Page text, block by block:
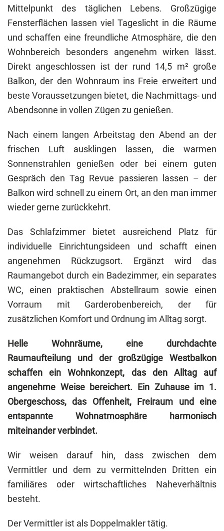
Mittelpunkt des täglichen Lebens. Großzügige
Fensterflächen lassen viel Tageslicht in die Räume
und schaffen eine freundliche Atmosphäre, die den
Wohnbereich besonders angenehm wirken lässt.
Direkt angeschlossen ist der rund 14,5 m² große
Balkon, der den Wohnraum ins Freie erweitert und
beste Voraussetzungen bietet, die Nachmittags- und
Abendsonne in vollen Zügen zu genießen.
Nach einem langen Arbeitstag den Abend an der
frischen Luft ausklingen lassen, die warmen
Sonnenstrahlen genießen oder bei einem guten
Gespräch den Tag Revue passieren lassen – der
Balkon wird schnell zu einem Ort, an den man immer
wieder gerne zurückkehrt.
Das Schlafzimmer bietet ausreichend Platz für
individuelle Einrichtungsideen und schafft einen
angenehmen Rückzugsort. Ergänzt wird das
Raumangebot durch ein Badezimmer, ein separates
WC, einen praktischen Abstellraum sowie einen
Vorraum mit Garderobenbereich, der für
zusätzlichen Komfort und Ordnung im Alltag sorgt.
Helle Wohnräume, eine durchdachte
Raumaufteilung und der großzügige Westbalkon
schaffen ein Wohnkonzept, das den Alltag auf
angenehme Weise bereichert. Ein Zuhause im 1.
Obergeschoss, das Offenheit, Freiraum und eine
entspannte Wohnatmosphäre harmonisch
miteinander verbindet.
Wir weisen darauf hin, dass zwischen dem
Vermittler und dem zu vermittelnden Dritten ein
familiäres oder wirtschaftliches Naheverhältnis
besteht.
Der Vermittler ist als Doppelmakler tätig.